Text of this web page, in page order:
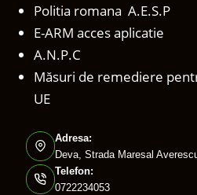
Politia romana A.E.S.P
E-ARM acces aplicatie
A.N.P.C
Măsuri de remediere
UE
Adresa:
Deva, Strada Maresal
Telefon:
0722234053